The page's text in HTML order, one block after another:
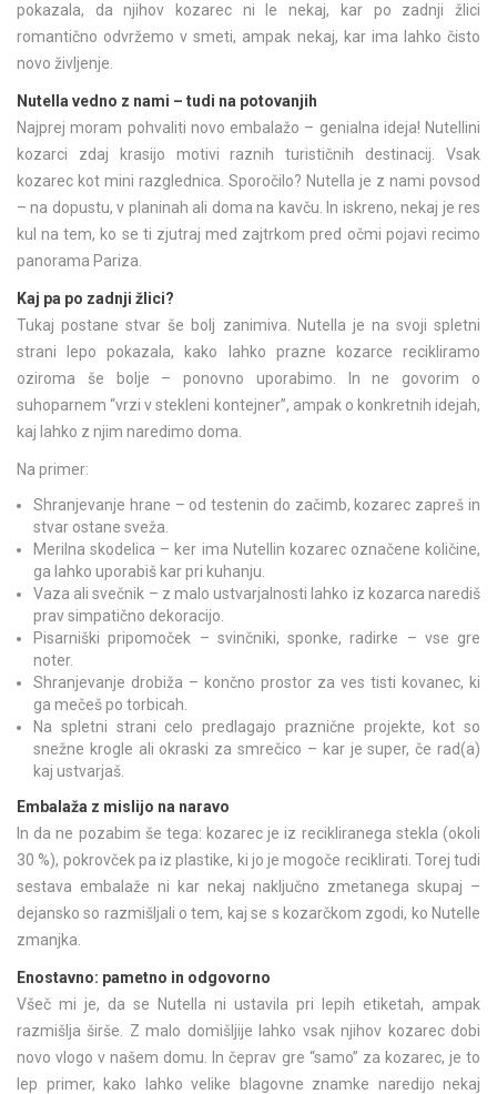
pokazala, da njihov kozarec ni le nekaj, kar po zadnji žlici
romantično odvržemo v smeti, ampak nekaj, kar ima lahko čisto
novo življenje.
Nutella vedno z nami – tudi na potovanjih
Najprej moram pohvaliti novo embalažo – genialna ideja! Nutellini
kozarci zdaj krasijo motivi raznih turističnih destinacij. Vsak
kozarec kot mini razglednica. Sporočilo? Nutella je z nami povsod
– na dopustu, v planinah ali doma na kavču. In iskreno, nekaj je res
kul na tem, ko se ti zjutraj med zajtrkom pred očmi pojavi recimo
panorama Pariza.
Kaj pa po zadnji žlici?
Tukaj postane stvar še bolj zanimiva. Nutella je na svoji spletni
strani lepo pokazala, kako lahko prazne kozarce recikliramo
oziroma še bolje – ponovno uporabimo. In ne govorim o
suhoparnem “vrzi v stekleni kontejner”, ampak o konkretnih idejah,
kaj lahko z njim naredimo doma.
Na primer:
Shranjevanje hrane – od testenin do začimb, kozarec zapreš in
stvar ostane sveža.
Merilna skodelica – ker ima Nutellin kozarec označene količine,
ga lahko uporabiš kar pri kuhanju.
Vaza ali svečnik – z malo ustvarjalnosti lahko iz kozarca narediš
prav simpatično dekoracijo.
Pisarniški pripomoček – svinčniki, sponke, radirke – vse gre
noter.
Shranjevanje drobiža – končno prostor za ves tisti kovanec, ki
ga mečeš po torbicah.
Na spletni strani celo predlagajo praznične projekte, kot so
snežne krogle ali okraski za smrečico – kar je super, če rad(a)
kaj ustvarjaš.
Embalaža z mislijo na naravo
In da ne pozabim še tega: kozarec je iz recikliranega stekla (okoli
30 %), pokrovček pa iz plastike, ki jo je mogoče reciklirati. Torej tudi
sestava embalaže ni kar nekaj naključno zmetanega skupaj –
dejansko so razmišljali o tem, kaj se s kozarčkom zgodi, ko Nutelle
zmanjka.
Enostavno: pametno in odgovorno
Všeč mi je, da se Nutella ni ustavila pri lepih etiketah, ampak
razmišlja širše. Z malo domišljije lahko vsak njihov kozarec dobi
novo vlogo v našem domu. In čeprav gre “samo” za kozarec, je to
lep primer, kako lahko velike blagovne znamke naredijo nekaj